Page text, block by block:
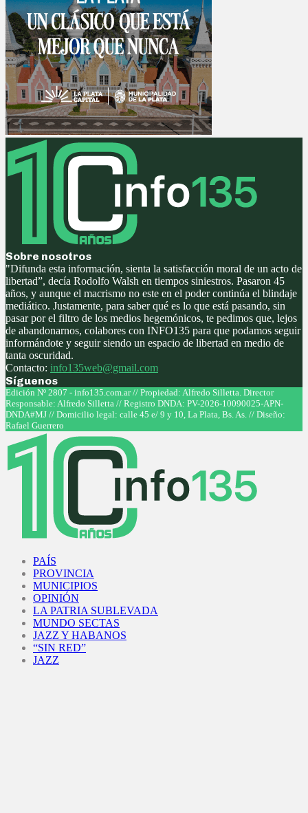
Sobre nosotros
"Difunda esta información, sienta la satisfacción moral de un acto de
libertad”, decía Rodolfo Walsh en tiempos siniestros. Pasaron 45
años, y aunque el macrismo no este en el poder continúa el blindaje
mediático. Justamente, para saber qué es lo que está pasando, sin
pasar por el filtro de los medios hegemónicos, te pedimos que, lejos
de abandonarnos, colabores con INFO135 para que podamos seguir
informándote y seguir siendo un espacio de libertad en medio de
tanta oscuridad.
Contacto: info135web@gmail.com
Síguenos
Facebook
Twitter
Instagram
Youtube
Edición Nº 2807 - info135.com.ar // Propiedad: Alfredo Silletta. Director
Responsable: Alfredo Silletta // Registro DNDA: PV-2026-10090025-APN-
DNDA#MJ // Domicilio legal: calle 45 e/ 9 y 10, La Plata, Bs. As. // Diseño:
Rafael Guerrero
PAÍS
PROVINCIA
MUNICIPIOS
OPINIÓN
LA PATRIA SUBLEVADA
MUNDO SECTAS
JAZZ Y HABANOS
“SIN RED”
JAZZ